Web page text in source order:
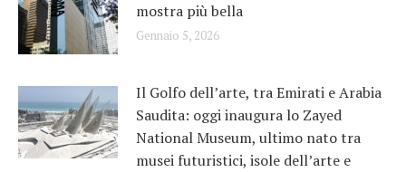
mostra più bella
Gennaio 5, 2026
Il Golfo dell’arte, tra Emirati e Arabia
Saudita: oggi inaugura lo Zayed
National Museum, ultimo nato tra
musei futuristici, isole dell’arte e